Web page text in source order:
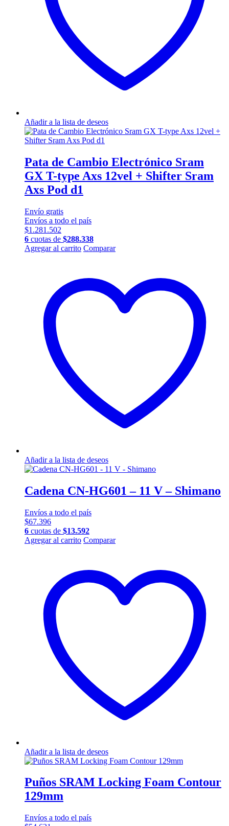
Añadir a la lista de deseos
Pata de Cambio Electrónico Sram
GX T-type Axs 12vel + Shifter Sram
Axs Pod d1
Envío gratis
Envíos a todo el país
$1.281.502
6 cuotas de $288.338
Agregar al carrito Comparar
Añadir a la lista de deseos
Cadena CN-HG601 – 11 V – Shimano
Envíos a todo el país
$67.396
6 cuotas de $13.592
Agregar al carrito Comparar
Añadir a la lista de deseos
Puños SRAM Locking Foam Contour
129mm
Envíos a todo el país